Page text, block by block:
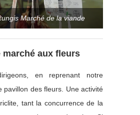
Marché de la viande
marché aux fleurs
en reprenant notre
pavillon des fleurs. Une activité
tant la concurrence de la